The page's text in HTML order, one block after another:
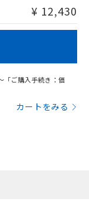
¥ 12,430
「ご購入手続き：価
カートをみる